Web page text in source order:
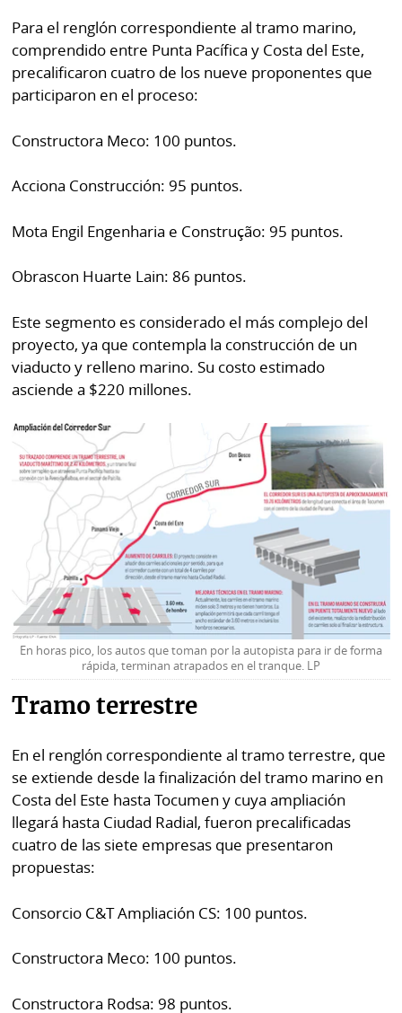
KM
Corprensa
Hoy
por
Hoy
⌾
⌾
Repregunta
⌾
Tal
Cual
Sabrina
Para el renglón correspondiente al tramo marino,
comprendido entre Punta Pacífica y Costa del Este,
precalificaron cuatro de los nueve proponentes que
participaron en el proceso:
Constructora Meco: 100 puntos.
Acciona Construcción: 95 puntos.
Mota Engil Engenharia e Construção: 95 puntos.
Obrascon Huarte Lain: 86 puntos.
Este segmento es considerado el más complejo del
proyecto, ya que contempla la construcción de un
viaducto y relleno marino. Su costo estimado
asciende a $220 millones.
En horas pico, los autos que toman por la autopista para ir de forma
rápida, terminan atrapados en el tranque. LP
Tramo terrestre
En el renglón correspondiente al tramo terrestre, que
se extiende desde la finalización del tramo marino en
Costa del Este hasta Tocumen y cuya ampliación
llegará hasta Ciudad Radial, fueron precalificadas
cuatro de las siete empresas que presentaron
propuestas:
Consorcio C&T Ampliación CS: 100 puntos.
Constructora Meco: 100 puntos.
Constructora Rodsa: 98 puntos.